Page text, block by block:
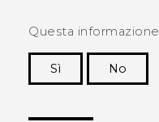
Questa
Sì
No